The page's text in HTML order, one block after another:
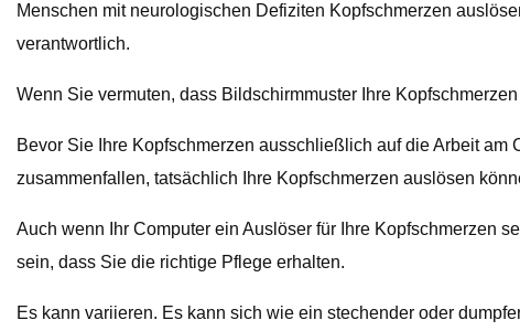
Menschen mit neurologischen Defiziten Kopfschmerzen
verantwortlich.
Wenn Sie vermuten, dass Bildschirmmuster Ihre
Bevor Sie Ihre Kopfschmerzen ausschließlich auf die Arbeit
zusammenfallen, tatsächlich Ihre Kopfschmerzen auslösen
Auch wenn Ihr Computer ein Auslöser für Ihre Kopfschmerzen
sein, dass Sie die richtige Pflege erhalten.
Es kann variieren. Es kann sich wie ein stechender oder